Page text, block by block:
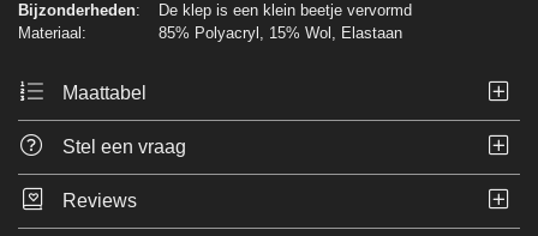
Bijzonderheden:
De klep is een klein beetje vervormd
Materiaal:
85% Polyacryl, 15% Wol, Elastaan
Maattabel
Stel een vraag
Reviews